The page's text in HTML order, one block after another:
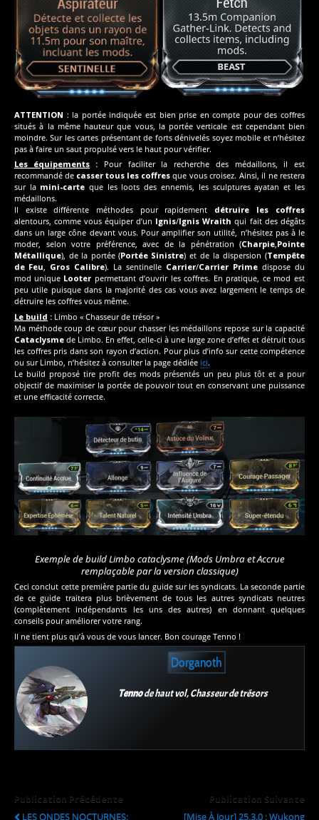
ATTENTION : la portée indiquée est bien prise en compte pour des coffres
situés à la même hauteur que vous, la portée verticale est cependant bien
moindre. Sur les cartes présentant de forts dénivelés soyez mobile et n’hésitez
pas à faire un saut propulsé vers le haut pour vérifier.
Les équipements : Pour faciliter la recherche des médaillons, il est
recommandé de casser tous les coffres que vous croisez. Ainsi, il ne restera
sur la mini-carte que les loots des ennemis, les sculptures ayatan et les
médaillons.
Il existe différente méthodes pour rapidement détruire les coffres
alentours, comme vous équiper d’un Ignis/Ignis Wraith qui fait des dégâts
dans un large cône devant vous. Pour amplifier son utilité, n’hésitez pas à le
moder, selon votre préférence, avec de la pénétration (Charpie,Pointe
Métallique), de la portée (Portée Sinistre) et de la dispersion (Tempête
de Feu, Gros Calibre). La sentinelle Carrier/Carrier Prime dispose du
mod unique Looter permettant d’ouvrir les coffres. En pratique, ce mod est
peu utile puisque dans la majorité des cas vous avez largement le temps de
détruire les coffres vous même.
Le build : Limbo « Chasseur de trésor »
Ma méthode coup de cœur pour chasser les médaillons repose sur la capacité
Cataclysme de Limbo. En effet, celle-ci à une large zone d’effet et détruit tous
les coffres pris dans son rayon d’action. Pour plus d’info sur cette compétence
ou sur Limbo, n’hésitez à consulter la page dédiée ici.
Le build proposé tire profit des mods présentés un peu plus tôt et a pour
objectif de maximiser la portée de pouvoir tout en conservant une puissance
et une efficacité correcte.
Exemple de build Limbo cataclysme (Mods Umbra et Accrue
remplaçable par la version classique)
Ceci conclut cette première partie du guide sur les syndicats. La seconde partie
de ce guide traitera plus brièvement de tous les autres syndicats neutres
(complètement indépendants les uns des autres) en donnant quelques
conseils pour améliorer votre rang.
Il ne tient plus qu’à vous de vous lancer. Bon courage Tenno !
Dorganoth
Tennode haut vol, Chasseur de trésors
Publication Précédente
LES ONDES NOCTURNES:
Publication Suivante
[Mise À Jour] 25.3.0 : Wukong